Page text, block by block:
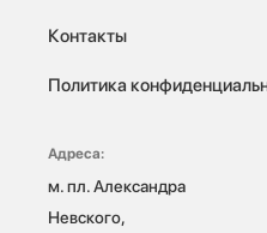
Контакты
Политика
Адреса:
м. пл. Александра
Невского,